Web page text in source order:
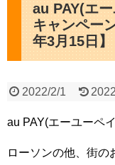
au PAY(エ
キャンペー
年3月15日】
2022/2/1
au PAY(エーユーペ
ローソンの他、街の